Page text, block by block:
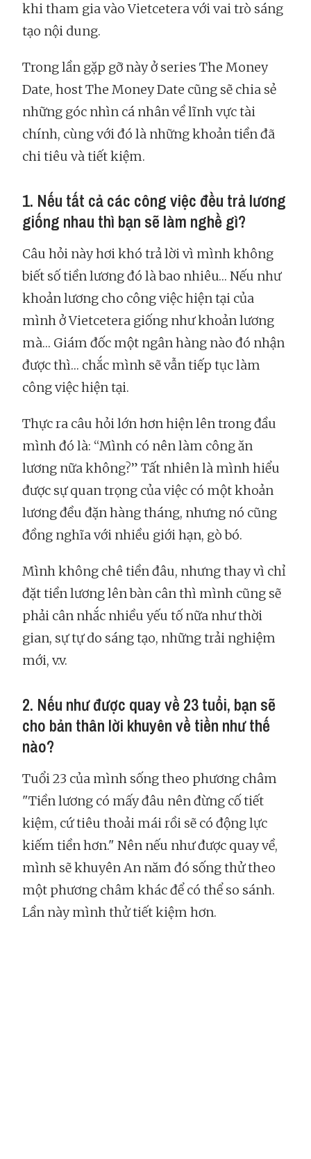
khi tham gia vào Vietcetera với vai trò sáng
tạo nội dung.
Trong lần gặp gỡ này ở series The Money
Date, host The Money Date cũng sẽ chia sẻ
những góc nhìn cá nhân về lĩnh vực tài
chính, cùng với đó là những khoản tiền đã
chi tiêu và tiết kiệm.
1. Nếu tất cả các công việc đều trả lương
giống nhau thì bạn sẽ làm nghề gì?
Câu hỏi này hơi khó trả lời vì mình không
biết số tiền lương đó là bao nhiêu… Nếu như
khoản lương cho công việc hiện tại của
mình ở Vietcetera giống như khoản lương
mà… Giám đốc một ngân hàng nào đó nhận
được thì… chắc mình sẽ vẫn tiếp tục làm
công việc hiện tại.
Thực ra câu hỏi lớn hơn hiện lên trong đầu
mình đó là: “Mình có nên làm công ăn
lương nữa không?” Tất nhiên là mình hiểu
được sự quan trọng của việc có một khoản
lương đều đặn hàng tháng, nhưng nó cũng
đồng nghĩa với nhiều giới hạn, gò bó.
Mình không chê tiền đâu, nhưng thay vì chỉ
đặt tiền lương lên bàn cân thì mình cũng sẽ
phải cân nhắc nhiều yếu tố nữa như thời
gian, sự tự do sáng tạo, những trải nghiệm
mới, v.v.
2. Nếu như được quay về 23 tuổi, bạn sẽ
cho bản thân lời khuyên về tiền như thế
nào?
Tuổi 23 của mình sống theo phương châm
"Tiền lương có mấy đâu nên đừng cố tiết
kiệm, cứ tiêu thoải mái rồi sẽ có động lực
kiếm tiền hơn." Nên nếu như được quay về,
mình sẽ khuyên An năm đó sống thử theo
một phương châm khác để có thể so sánh.
Lần này mình thử tiết kiệm hơn.